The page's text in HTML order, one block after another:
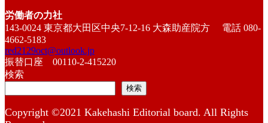
労働者の力社
143-0024 東京都大田区中央7-12-16 大森助産院方 電話 080-
4662-5183
red2129oct@outlook.jp
振替口座 00110-2-415220
検索
検索
Copyright ©2021 Kakehashi Editorial board. All Rights